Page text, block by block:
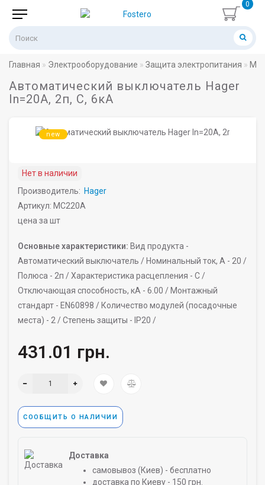
0
Главная Электрооборудование Защита электропитания
Автоматический выключатель Hager
In=20A, 2п, C, 6кА
new
Нет в наличии
Производитель: Hager
Артикул: MC220A
цена за шт
Основные характеристики: Вид продукта -
Автоматический выключатель / Номинальный ток, A - 20 /
Полюса - 2п /Характеристика расцепления - C /
Отключающая способность, кА - 6.00 / Монтажный
стандарт - EN60898 / Количество модулей (посадочные
места) - 2 /Степень защиты - IP20 /
431.01 грн.
СООБЩИТЬ О НАЛИЧИИ
Доставка
самовывоз (Киев) - бесплатно
доставка по Киеву - 150 грн.